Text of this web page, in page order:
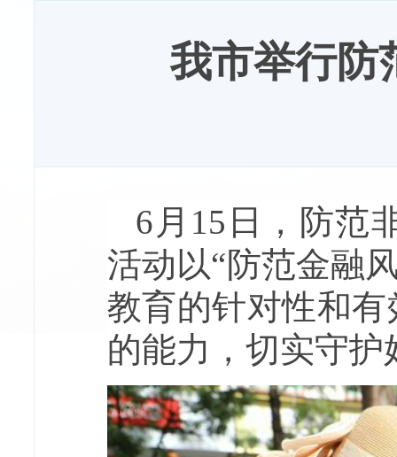
我市举行防
6月15日，防范
活动以“防范金融
教育的针对性和
的能力，切实守护